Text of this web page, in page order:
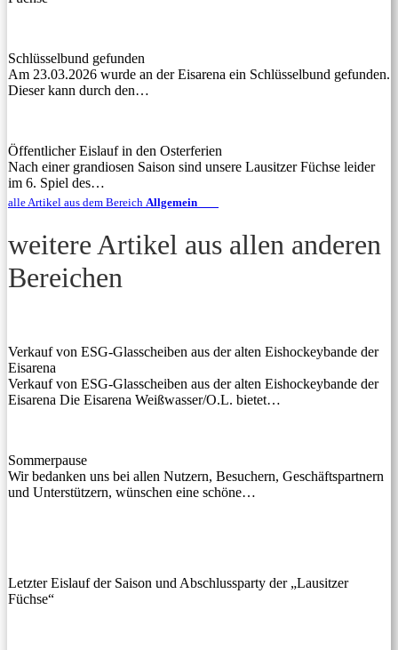
Schlüsselbund gefunden
Am 23.03.2026 wurde an der Eisarena ein Schlüsselbund gefunden.
Dieser kann durch den…
Öffentlicher Eislauf in den Osterferien
Nach einer grandiosen Saison sind unsere Lausitzer Füchse leider
im 6. Spiel des…
alle Artikel aus dem Bereich Allgemein
weitere Artikel aus allen anderen
Bereichen
Verkauf von ESG-Glasscheiben aus der alten Eishockeybande der
Eisarena
Verkauf von ESG-Glasscheiben aus der alten Eishockeybande der
Eisarena Die Eisarena Weißwasser/O.L. bietet…
Sommerpause
Wir bedanken uns bei allen Nutzern, Besuchern, Geschäftspartnern
und Unterstützern, wünschen eine schöne…
Letzter Eislauf der Saison und Abschlussparty der „Lausitzer
Füchse“